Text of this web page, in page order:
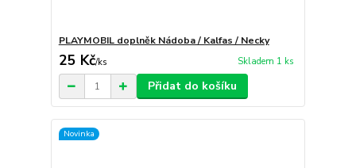
PLAYMOBIL doplněk Nádoba / Kalfas / Necky
25 Kč/ks Skladem 1 ks
Přidat do košíku
Novinka